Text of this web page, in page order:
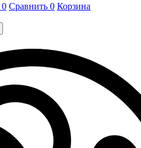
0 Сравнить 0 Корзина